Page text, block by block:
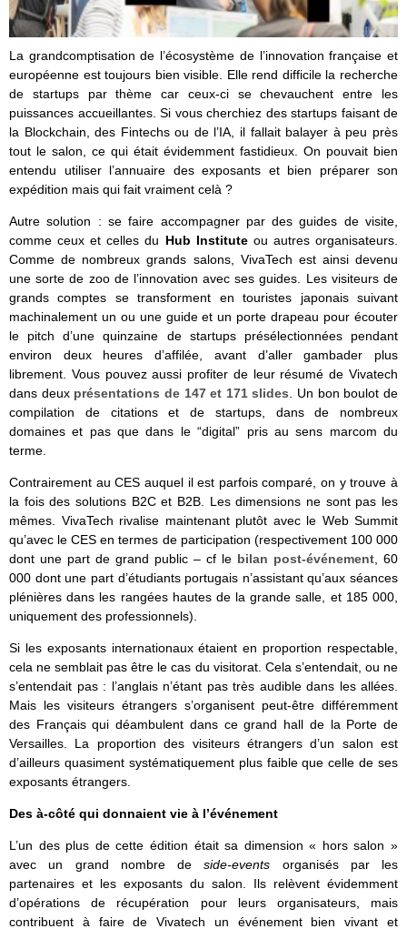
La grandcomptisation de l’écosystème de l’innovation française et
européenne est toujours bien visible. Elle rend difficile la recherche
de startups par thème car ceux-ci se chevauchent entre les
puissances accueillantes. Si vous cherchiez des startups faisant de
la Blockchain, des Fintechs ou de l’IA, il fallait balayer à peu près
tout le salon, ce qui était évidemment fastidieux. On pouvait bien
entendu utiliser l’annuaire des exposants et bien préparer son
expédition mais qui fait vraiment celà ?
Autre solution : se faire accompagner par des guides de visite,
comme ceux et celles du Hub Instituteou autres organisateurs.
Comme de nombreux grands salons, VivaTech est ainsi devenu
une sorte de zoo de l’innovation avec ses guides. Les visiteurs de
grands comptes se transforment en touristes japonais suivant
machinalement un ou une guide et un porte drapeau pour écouter
le pitch d’une quinzaine de startups présélectionnées pendant
environ deux heures d’affilée, avant d’aller gambader plus
librement. Vous pouvez aussi profiter de leur résumé de Vivatech
dans deux présentations de 147 et 171 slides . Un bon boulot de
compilation de citations et de startups, dans de nombreux
domaines et pas que dans le “digital” pris au sens marcom du
terme.
Contrairement au CES auquel il est parfois comparé, on y trouve à
la fois des solutions B2C et B2B. Les dimensions ne sont pas les
mêmes. VivaTech rivalise maintenant plutôt avec le Web Summit
qu’avec le CES en termes de participation (respectivement 100 000
dont une part de grand public – cf le bilan post-événement , 60
000 dont une part d’étudiants portugais n’assistant qu’aux séances
plénières dans les rangées hautes de la grande salle, et 185 000,
uniquement des professionnels).
Si les exposants internationaux étaient en proportion respectable,
cela ne semblait pas être le cas du visitorat. Cela s’entendait, ou ne
s’entendait pas : l’anglais n’étant pas très audible dans les allées.
Mais les visiteurs étrangers s’organisent peut-être différemment
des Français qui déambulent dans ce grand hall de la Porte de
Versailles. La proportion des visiteurs étrangers d’un salon est
d’ailleurs quasiment systématiquement plus faible que celle de ses
exposants étrangers.
Des à-côté qui donnaient vie à l’événement
L’un des plus de cette édition était sa dimension « hors salon »
avec un grand nombre deside-events organisés par les
partenaires et les exposants du salon. Ils relèvent évidemment
d’opérations de récupération pour leurs organisateurs, mais
contribuent à faire de Vivatech un événement bien vivant et